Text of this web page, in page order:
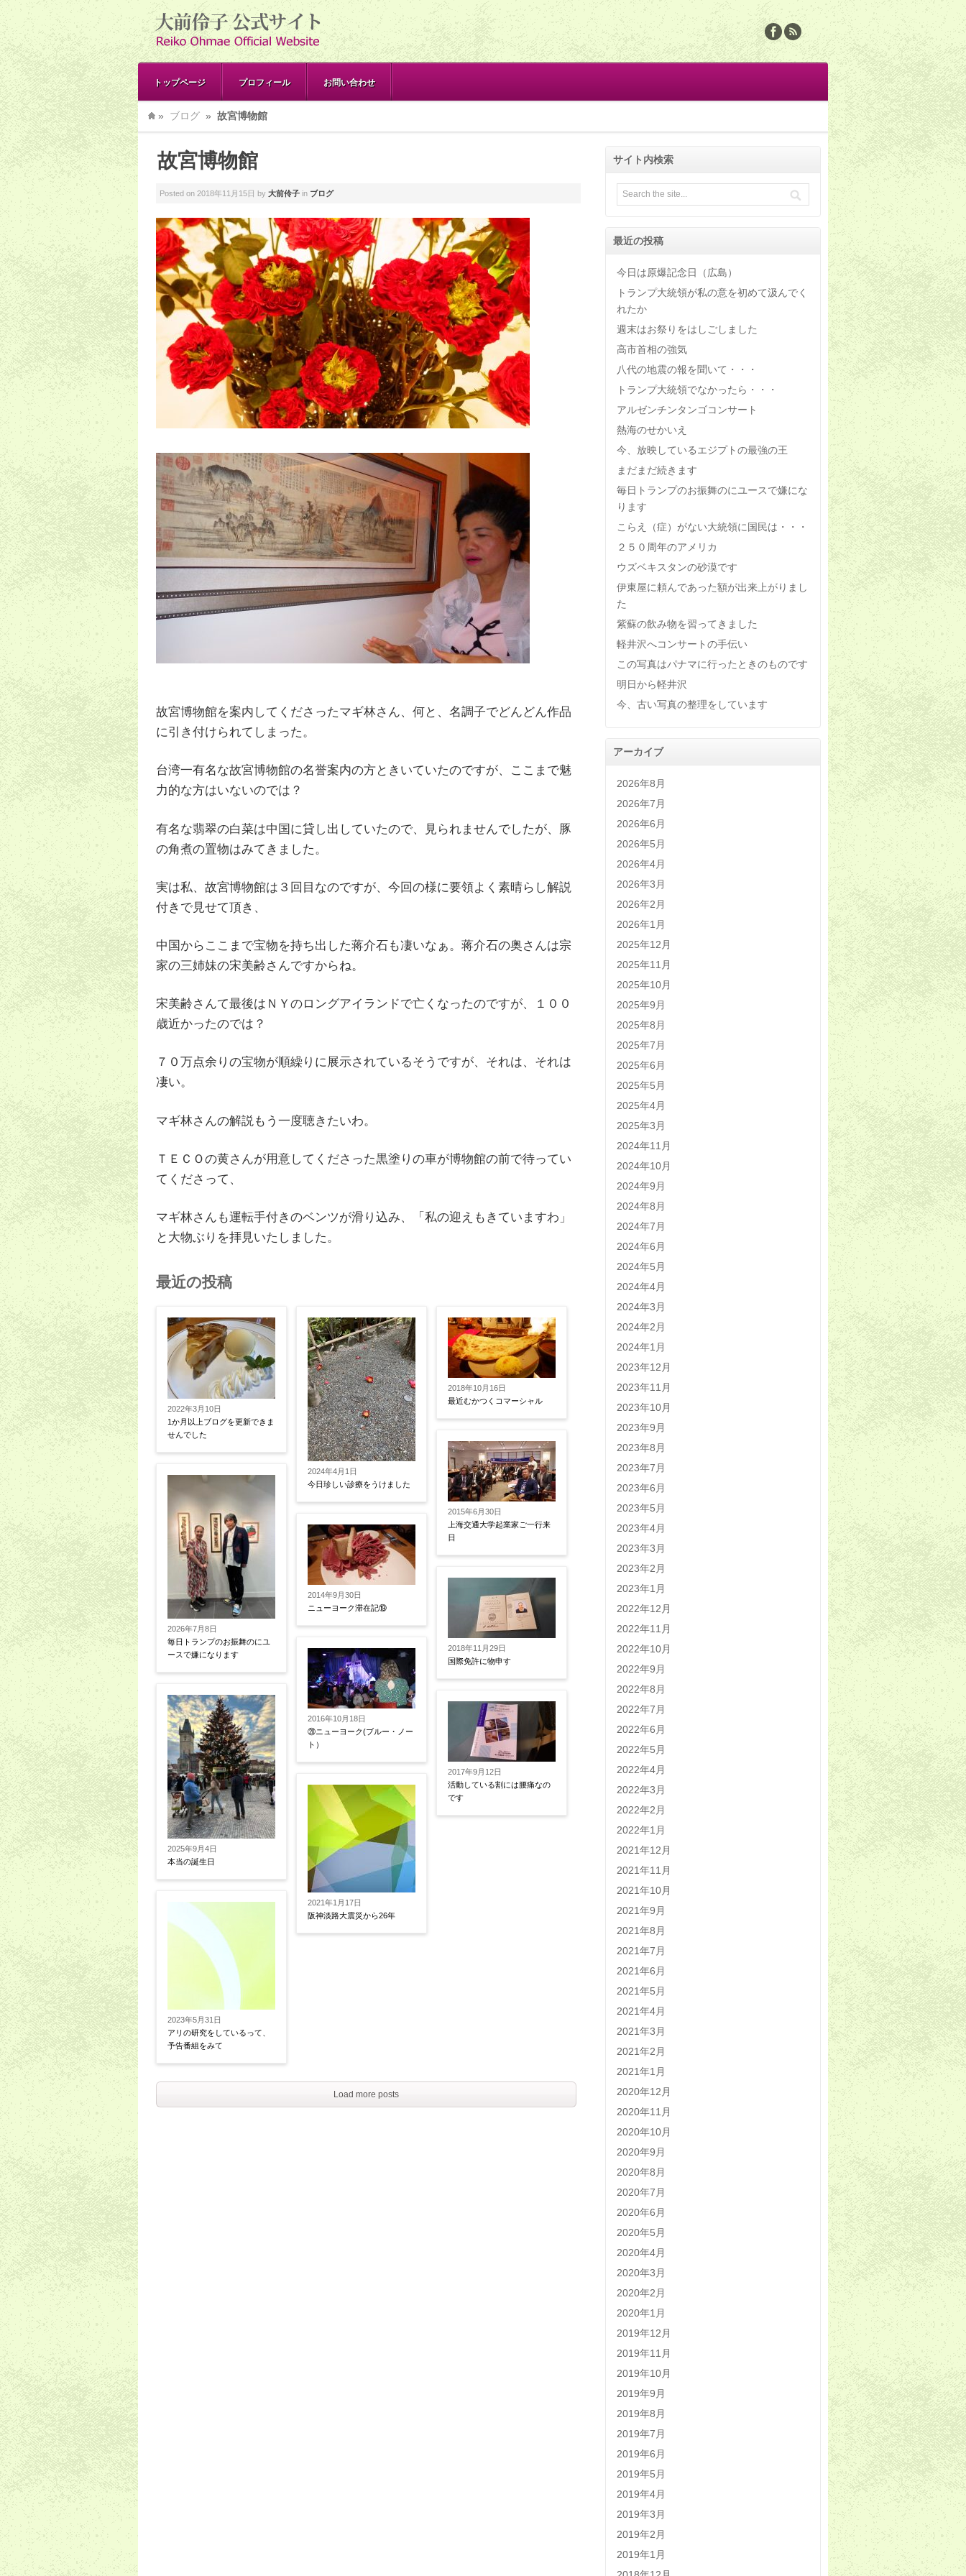
トップページ プロフィール お問い合わせ
» ブログ » 故宮博物館
故宮博物館
Posted on 2018年11月15日 by 大前伶子 in ブログ
故宮博物館を案内してくださったマギ林さん、何と、名調子でどんどん作品
に引き付けられてしまった。
台湾一有名な故宮博物館の名誉案内の方ときいていたのですが、ここまで魅
力的な方はいないのでは？
有名な翡翠の白菜は中国に貸し出していたので、見られませんでしたが、豚
の角煮の置物はみてきました。
実は私、故宮博物館は３回目なのですが、今回の様に要領よく素晴らし解説
付きで見せて頂き、
中国からここまで宝物を持ち出した蒋介石も凄いなぁ。蒋介石の奥さんは宗
家の三姉妹の宋美齢さんですからね。
宋美齢さんて最後はＮＹのロングアイランドで亡くなったのですが、１００
歳近かったのでは？
７０万点余りの宝物が順繰りに展示されているそうですが、それは、それは
凄い。
マギ林さんの解説もう一度聴きたいわ。
ＴＥＣＯの黄さんが用意してくださった黒塗りの車が博物館の前で待ってい
てくださって、
マギ林さんも運転手付きのベンツが滑り込み、「私の迎えもきていますわ」
と大物ぶりを拝見いたしました。
最近の投稿
2022年3月10日
1か月以上ブログを更新できま
せんでした
2026年7月8日
毎日トランプのお振舞のにユ
ースで嫌になります
2025年9月4日
本当の誕生日
2023年5月31日
アリの研究をしているって、
予告番組をみて
2024年4月1日
今日珍しい診療をうけました
2014年9月30日
ニューヨーク滞在記⑲
2016年10月18日
⑳ニューヨーク(ブルー・ノー
ト）
2021年1月17日
阪神淡路大震災から26年
2018年10月16日
最近むかつくコマーシャル
2015年6月30日
上海交通大学起業家ご一行来
日
2018年11月29日
国際免許に物申す
2017年9月12日
活動している割には腰痛なの
です
Load more posts
サイト内検索
最近の投稿
今日は原爆記念日（広島）
トランプ大統領が私の意を初めて汲んでく
れたか
週末はお祭りをはしごしました
高市首相の強気
八代の地震の報を聞いて・・・
トランプ大統領でなかったら・・・
アルゼンチンタンゴコンサート
熱海のせかいえ
今、放映しているエジプトの最強の王
まだまだ続きます
毎日トランプのお振舞のにユースで嫌にな
ります
こらえ（症）がない大統領に国民は・・・
２５０周年のアメリカ
ウズベキスタンの砂漠です
伊東屋に頼んであった額が出来上がりまし
た
紫蘇の飲み物を習ってきました
軽井沢へコンサートの手伝い
この写真はパナマに行ったときのものです
明日から軽井沢
今、古い写真の整理をしています
アーカイブ
2026年8月
2026年7月
2026年6月
2026年5月
2026年4月
2026年3月
2026年2月
2026年1月
2025年12月
2025年11月
2025年10月
2025年9月
2025年8月
2025年7月
2025年6月
2025年5月
2025年4月
2025年3月
2024年11月
2024年10月
2024年9月
2024年8月
2024年7月
2024年6月
2024年5月
2024年4月
2024年3月
2024年2月
2024年1月
2023年12月
2023年11月
2023年10月
2023年9月
2023年8月
2023年7月
2023年6月
2023年5月
2023年4月
2023年3月
2023年2月
2023年1月
2022年12月
2022年11月
2022年10月
2022年9月
2022年8月
2022年7月
2022年6月
2022年5月
2022年4月
2022年3月
2022年2月
2022年1月
2021年12月
2021年11月
2021年10月
2021年9月
2021年8月
2021年7月
2021年6月
2021年5月
2021年4月
2021年3月
2021年2月
2021年1月
2020年12月
2020年11月
2020年10月
2020年9月
2020年8月
2020年7月
2020年6月
2020年5月
2020年4月
2020年3月
2020年2月
2020年1月
2019年12月
2019年11月
2019年10月
2019年9月
2019年8月
2019年7月
2019年6月
2019年5月
2019年4月
2019年3月
2019年2月
2019年1月